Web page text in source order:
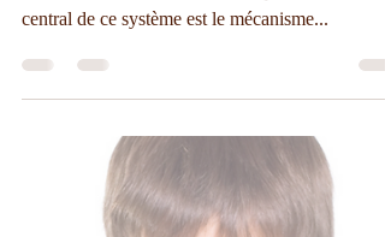
26 sept. 2023
4 min de lecture
Actualités
Faut-il supprimer les notes
au collège ?
Le système éducatif français est connu pour